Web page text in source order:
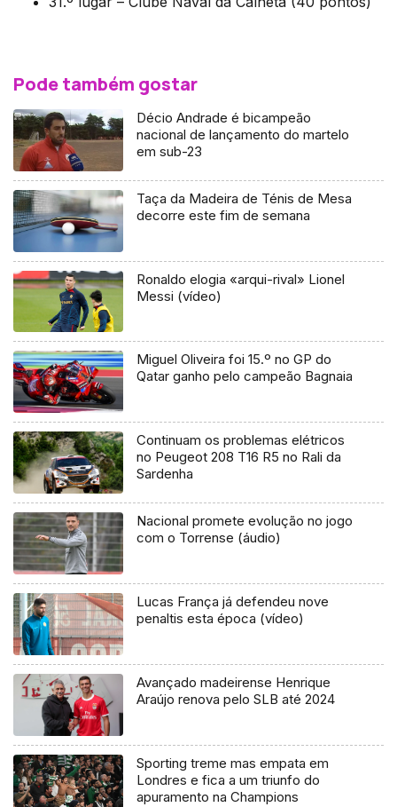
Pode também gostar
Décio Andrade é bicampeão
nacional de lançamento do martelo
em sub-23
Taça da Madeira de Ténis de Mesa
decorre este fim de semana
Ronaldo elogia «arqui-rival» Lionel
Messi (vídeo)
Miguel Oliveira foi 15.º no GP do
Qatar ganho pelo campeão Bagnaia
Continuam os problemas elétricos
no Peugeot 208 T16 R5 no Rali da
Sardenha
Nacional promete evolução no jogo
com o Torrense (áudio)
Lucas França já defendeu nove
penaltis esta época (vídeo)
Avançado madeirense Henrique
Araújo renova pelo SLB até 2024
Sporting treme mas empata em
Londres e fica a um triunfo do
apuramento na Champions